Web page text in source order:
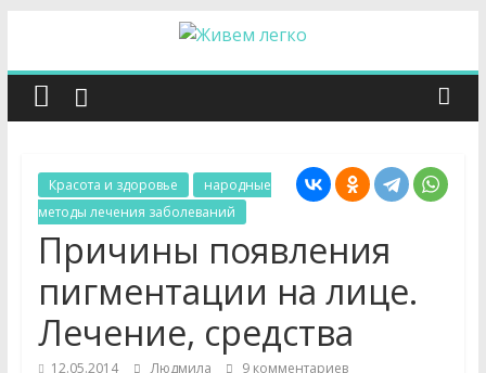
содержимому
Ж
и
в
е
м
Красота и здоровье
народные
методы лечения заболеваний
Причины появления
пигментации на лице.
Лечение, средства
12.05.2014 Людмила 9 комментариев